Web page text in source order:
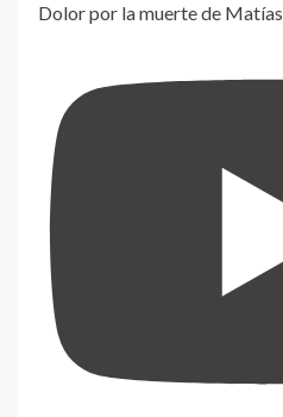
Dolor por la muerte de Matías